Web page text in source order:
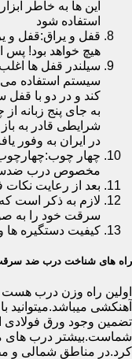
این ها به خاطر
استفاده شود
قفل و یراق:قفل و
هیچ خواهد بود!
سیلندر قفل ها
به جای پنج زبانه
شرایطی قادر به
در ایران به وفور
چهار
مخصوص درب
بعد از رعایت
لازم به ذکر است
سرقت خود را به
کیفیت دستگیره
راه های شناخت درب ضد
آهنکشی
تضمین وجود ورق
کرد.در مناطق شمالی و